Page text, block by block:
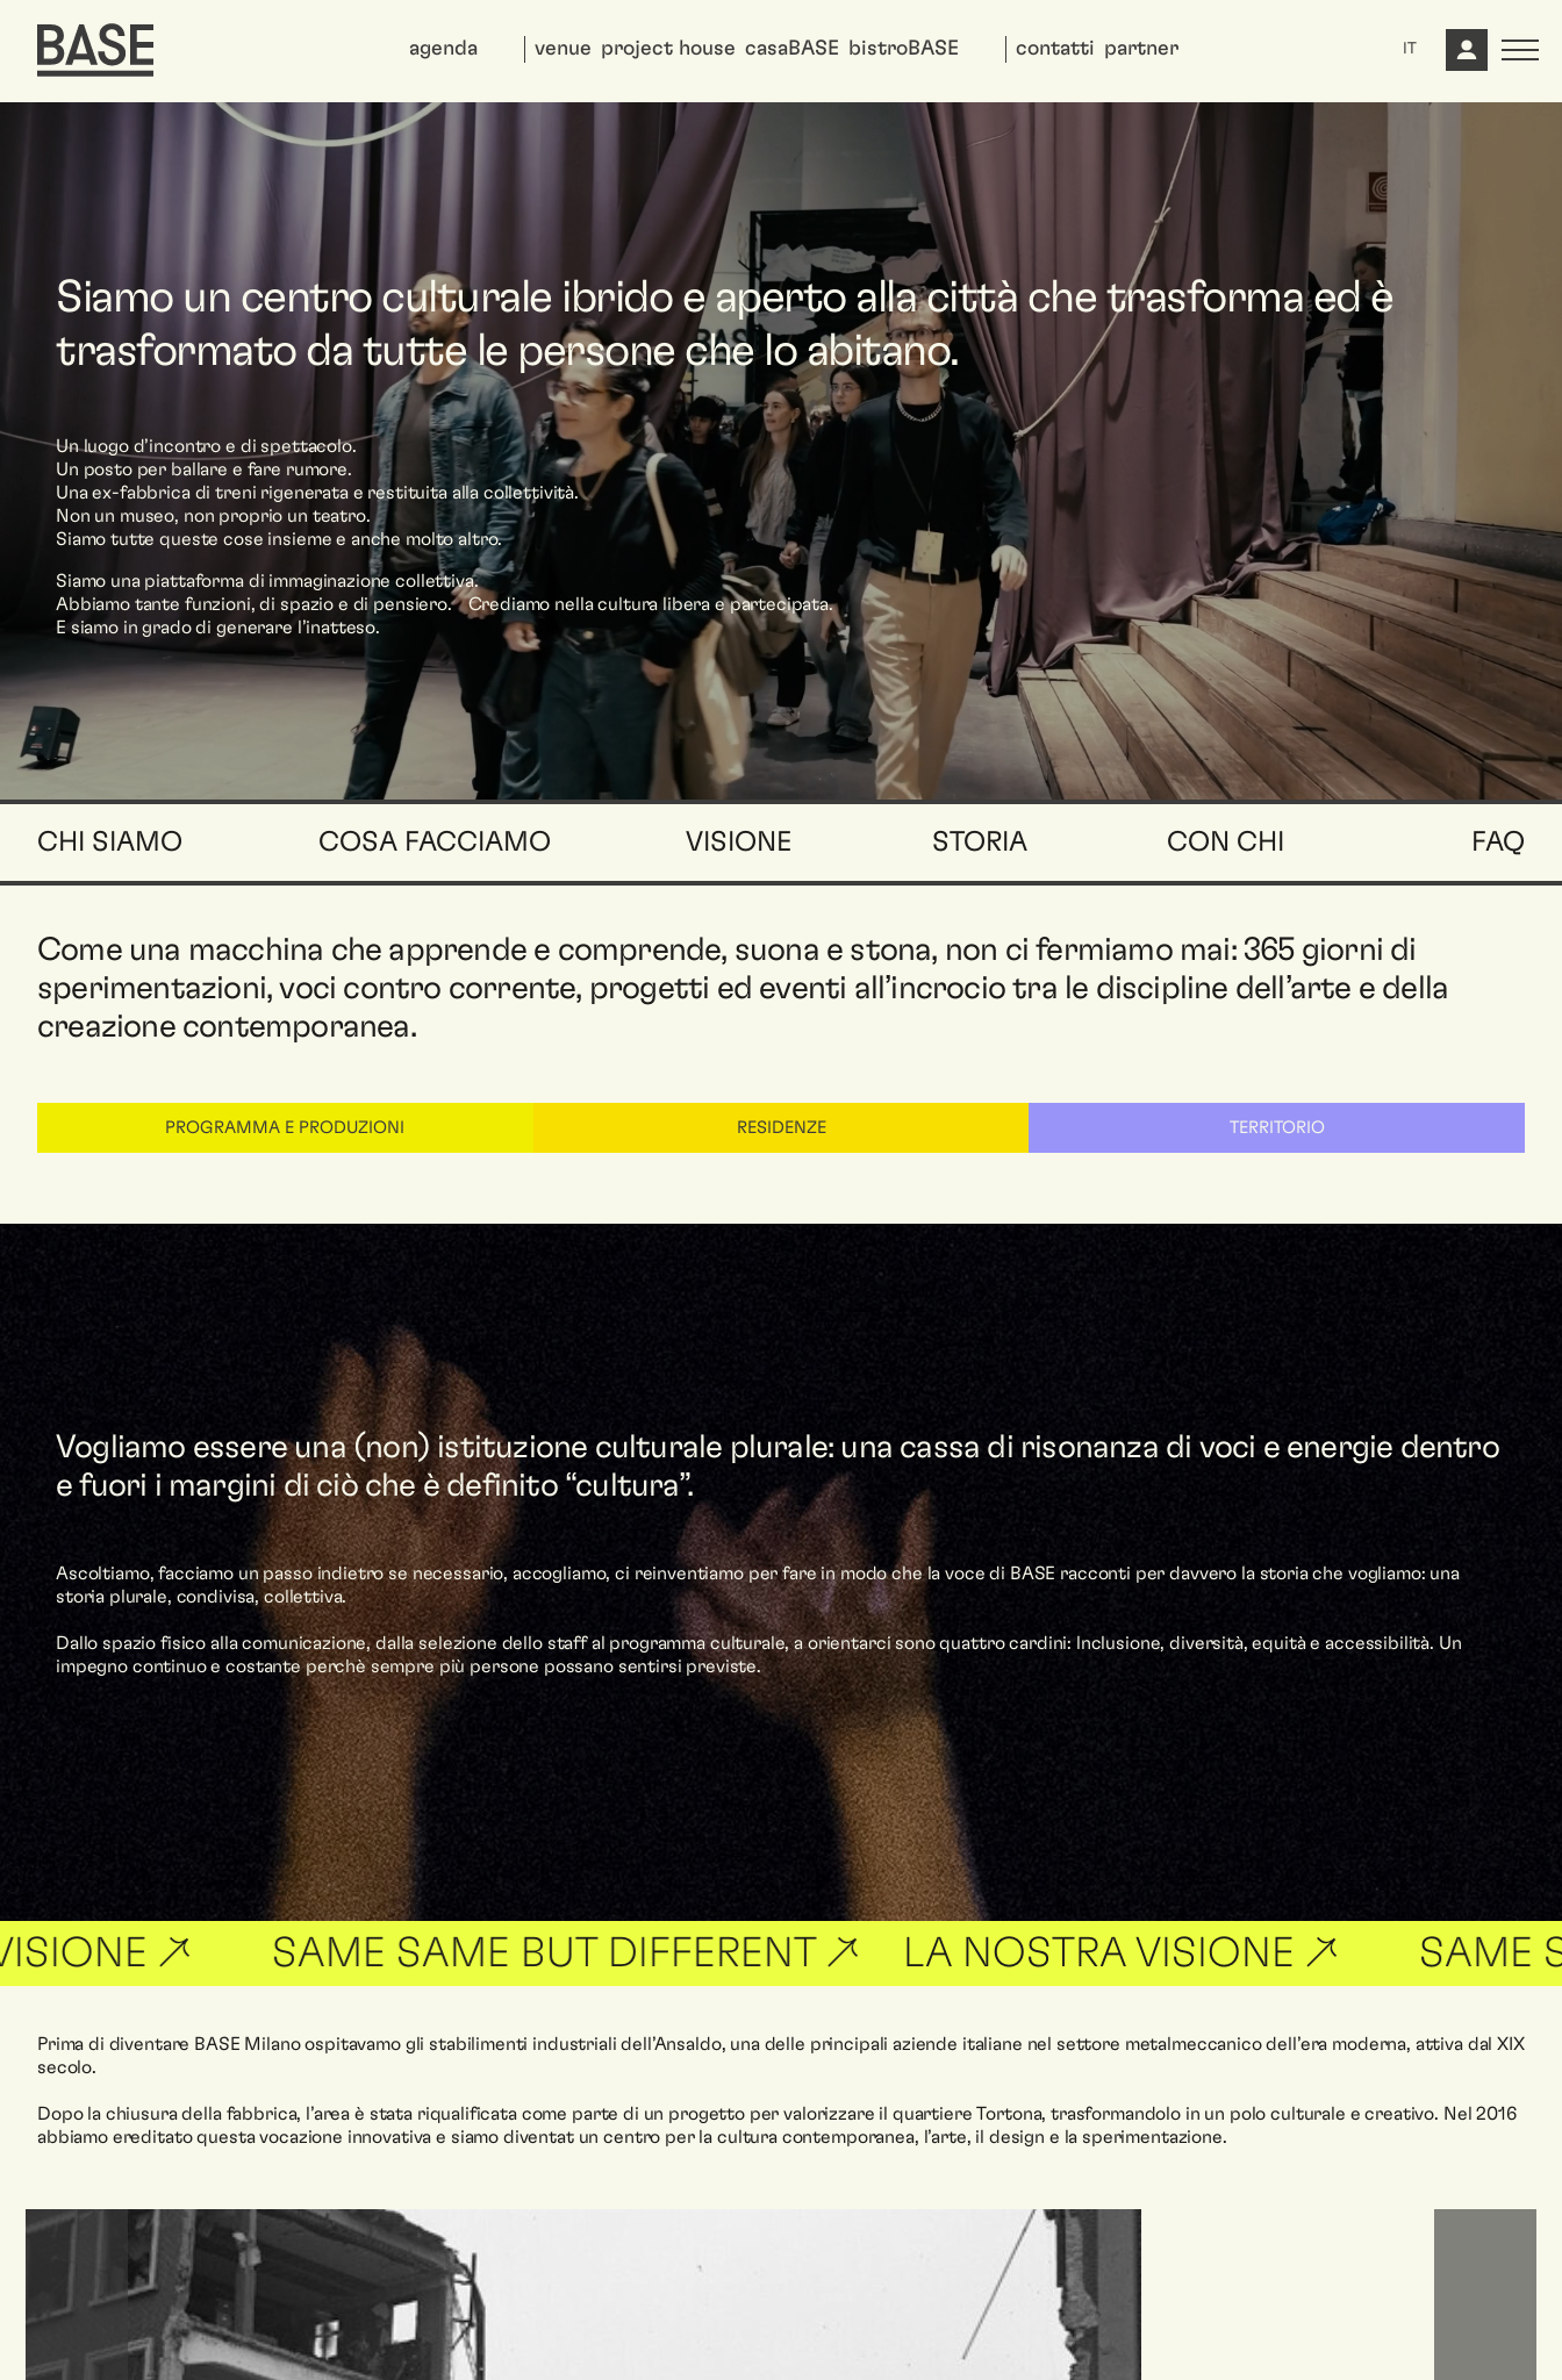
agenda venue project house casaBASE bistroBASE contatti partner IT
Siamo un centro culturale ibrido e aperto alla città che trasforma ed è
trasformato da tutte le persone che lo abitano.
Un luogo d’incontro e di spettacolo.
Un posto per ballare e fare rumore.
Una ex-fabbrica di treni rigenerata e restituita alla collettività.
Non un museo, non proprio un teatro.
Siamo tutte queste cose insieme e anche molto altro.
Siamo una piattaforma di immaginazione collettiva.
Abbiamo tante funzioni, di spazio e di pensiero. Crediamo nella cultura libera e partecipata.
E siamo in grado di generare l’inatteso.
CHI SIAMO COSA FACCIAMO VISIONE STORIA CON CHI FAQ
Come una macchina che apprende e comprende, suona e stona, non ci fermiamo mai: 365 giorni di
sperimentazioni, voci contro corrente, progetti ed eventi all’incrocio tra le discipline dell’arte e della
creazione contemporanea.
PROGRAMMA E PRODUZIONI RESIDENZE TERRITORIO
Vogliamo essere una (non) istituzione culturale plurale: una cassa di risonanza di voci e energie dentro
e fuori i margini di ciò che è definito “cultura”.
Ascoltiamo, facciamo un passo indietro se necessario, accogliamo, ci reinventiamo per fare in modo che la voce di BASE racconti per davvero la storia che vogliamo: una
storia plurale, condivisa, collettiva.
Dallo spazio fisico alla comunicazione, dalla selezione dello staff al programma culturale, a orientarci sono quattro cardini: lnclusione, diversità, equità e accessibilità. Un
impegno continuo e costante perchè sempre più persone possano sentirsi previste.
LA NOSTRA VISIONE ↗ SAME SAME
↗ SAME SAME BUT DIFFERENT ↗
Prima di diventare BASE Milano ospitavamo gli stabilimenti industriali dell’Ansaldo, una delle principali aziende italiane nel settore metalmeccanico dell’era moderna, attiva dal XIX
secolo.
Dopo la chiusura della fabbrica, l’area è stata riqualificata come parte di un progetto per valorizzare il quartiere Tortona, trasformandolo in un polo culturale e creativo. Nel 2016
abbiamo ereditato questa vocazione innovativa e siamo diventat un centro per la cultura contemporanea, l’arte, il design e la sperimentazione.